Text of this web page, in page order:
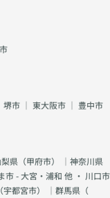
堺市 ｜ 東大阪市 ｜ 豊中市
県（甲府市） ｜神奈川県
市 - 大宮・浦和 他 ・ 川口市
宇都宮市） ｜群馬県（